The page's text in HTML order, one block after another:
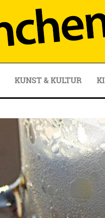
KUNST & KULTUR